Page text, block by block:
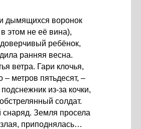
дымящихся воронок
этом не её вина),
ребёнок,
ранняя весна.
ветра. Гари клочья,
– метров пятьдесят, –
из-за кочки,
солдат.
снаряд. Земля просела
приподнялась…